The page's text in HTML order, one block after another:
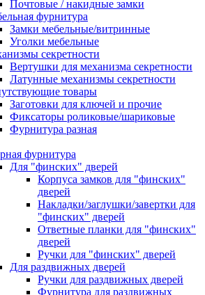
Почтовые / накидные замки
фурнитура
Замки мебельные/витринные
Уголки мебельные
секретности
Вертушки для механизма секретности
Латунные механизмы секретности
товары
Заготовки для ключей и прочие
Фиксаторы роликовые/шариковые
Фурнитура разная
фурнитура
Для "финских" дверей
Корпуса замков для "финских"
дверей
Накладки/заглушки/завертки для
"финских" дверей
Ответные планки для "финских"
дверей
Ручки для "финских" дверей
Для раздвижных дверей
Ручки для раздвижных дверей
Фурнитура для раздвижных